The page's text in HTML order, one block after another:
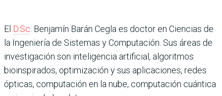
El D.Sc. Benjamín Barán Cegla es doctor en Ciencias de
la Ingeniería de Sistemas y Computación. Sus áreas de
investigación son inteli­gencia artificial, algoritmos
bioinspirados, optimización y sus aplicaciones, redes
ópticas, computación en la nube, computación cuántica